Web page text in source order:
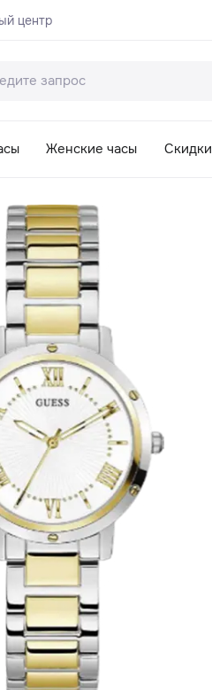
центр
Женские часы Скидки